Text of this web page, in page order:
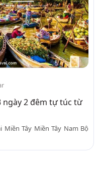
ngày 2 đêm tự túc từ
Tây Miền Tây Nam Bộ